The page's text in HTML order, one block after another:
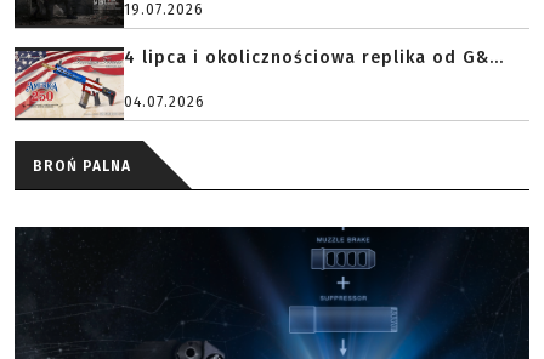
19.07.2026
4 lipca i okolicznościowa replika od G&...
04.07.2026
BROŃ PALNA